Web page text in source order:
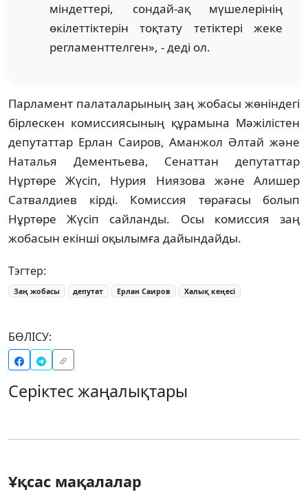
міндеттері, сондай-ақ мүшелерінің
өкілеттіктерін тоқтату тетіктері жеке
регламенттелген», - деді ол.
Парламент палаталарының заң жобасы жөніндегі
бірлескен комиссиясының құрамына Мәжілістен
депутаттар Ерлан Саиров, Аманжол Әлтай және
Наталья Дементьева, Сенаттан депутаттар
Нұртөре Жүсіп, Нурия Ниязова және Алишер
Сатвалдиев кірді. Комиссия төрағасы болып
Нұртөре Жүсіп сайланды. Осы комиссия заң
жобасын екінші оқылымға дайындайды.
Тэгтер:
Заң жобасы депутат Ерлан Саиров Халық кеңесі
БӨЛІСУ:
Серіктес жаңалықтары
Ұқсас мақалалар